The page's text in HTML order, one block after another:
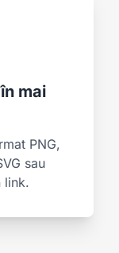
mai
PNG,
sau
link.